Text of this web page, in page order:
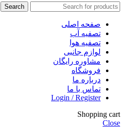
Search
صفحه اصلی
تصفیه آب
تصفیه هوا
لوازم جانبی
مشاوره رایگان
فروشگاه
درباره ما
تماس با ما
Login / Register
Shopping cart
Close